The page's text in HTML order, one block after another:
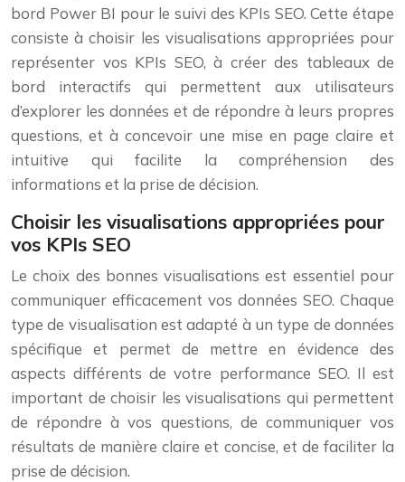
bord Power BI pour le suivi des KPIs SEO. Cette étape
consiste à choisir les visualisations appropriées pour
représenter vos KPIs SEO, à créer des tableaux de
bord interactifs qui permettent aux utilisateurs
d’explorer les données et de répondre à leurs propres
questions, et à concevoir une mise en page claire et
intuitive qui facilite la compréhension des
informations et la prise de décision.
Choisir les visualisations appropriées pour
vos KPIs SEO
Le choix des bonnes visualisations est essentiel pour
communiquer efficacement vos données SEO. Chaque
type de visualisation est adapté à un type de données
spécifique et permet de mettre en évidence des
aspects différents de votre performance SEO. Il est
important de choisir les visualisations qui permettent
de répondre à vos questions, de communiquer vos
résultats de manière claire et concise, et de faciliter la
prise de décision.